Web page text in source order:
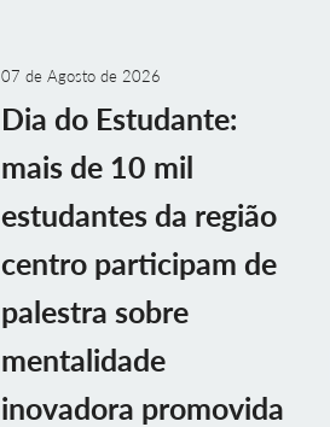
07 de Agosto de 2026
Dia do Estudante:
mais de 10 mil
estudantes da região
centro participam de
palestra sobre
mentalidade
inovadora promovida